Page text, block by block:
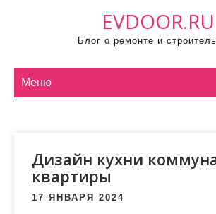
EVDOOR.RU
Блог о ремонте и
Меню
Дизайн кухни
квартиры
17 ЯНВАРЯ 2024